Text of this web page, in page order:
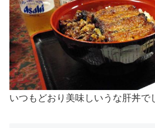
いつもどおり美味しいうな肝丼で